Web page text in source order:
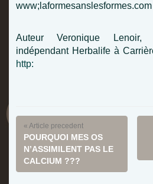
www;laformesanslesformes.com
Auteur Veronique Lenoir,
indépendant Herbalife à
http:
« Article precedent
POURQUOI MES OS
N’ASSIMILENT PAS LE
CALCIUM ???